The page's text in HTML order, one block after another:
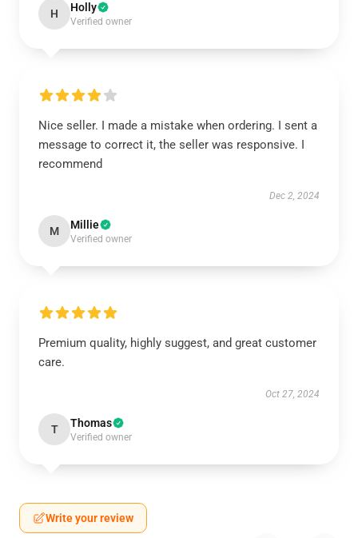
H Holly
Verified owner
Nice seller. I made a mistake when ordering. I sent a
message to correct it, the seller was responsive. I
recommend
Dec 2, 2024
M Millie
Verified owner
Premium quality, highly suggest, and great customer
care.
Oct 27, 2024
T Thomas
Verified owner
Write your review